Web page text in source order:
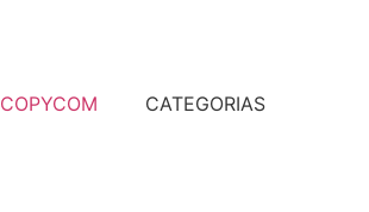
COPYCOM CATEGORIAS